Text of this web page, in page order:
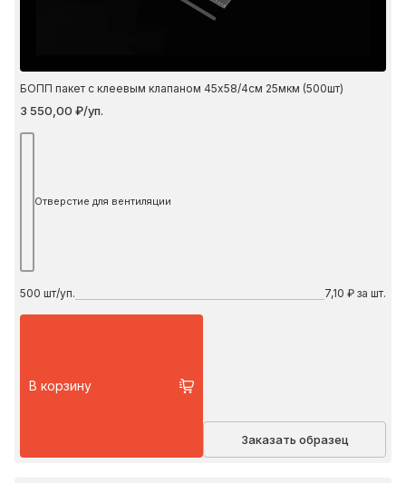
БОПП пакет с клеевым клапаном 45х58/4см 25мкм (500шт)
3 550,00 ₽/уп.
Отверстие для вентиляции
500 шт/уп. 7,10 ₽ за шт.
В корзину
Заказать образец